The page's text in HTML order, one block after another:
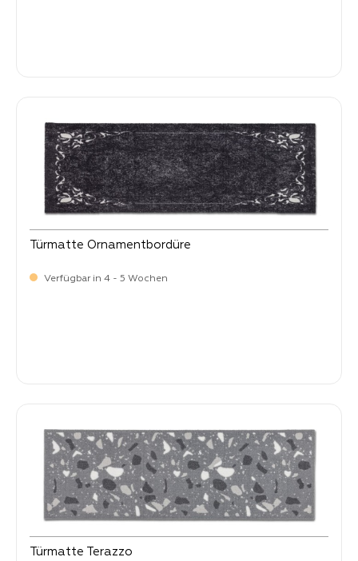
Türmatte Ornamentbordüre
Verfügbar in 4 - 5 Wochen
Türmatte Terazzo